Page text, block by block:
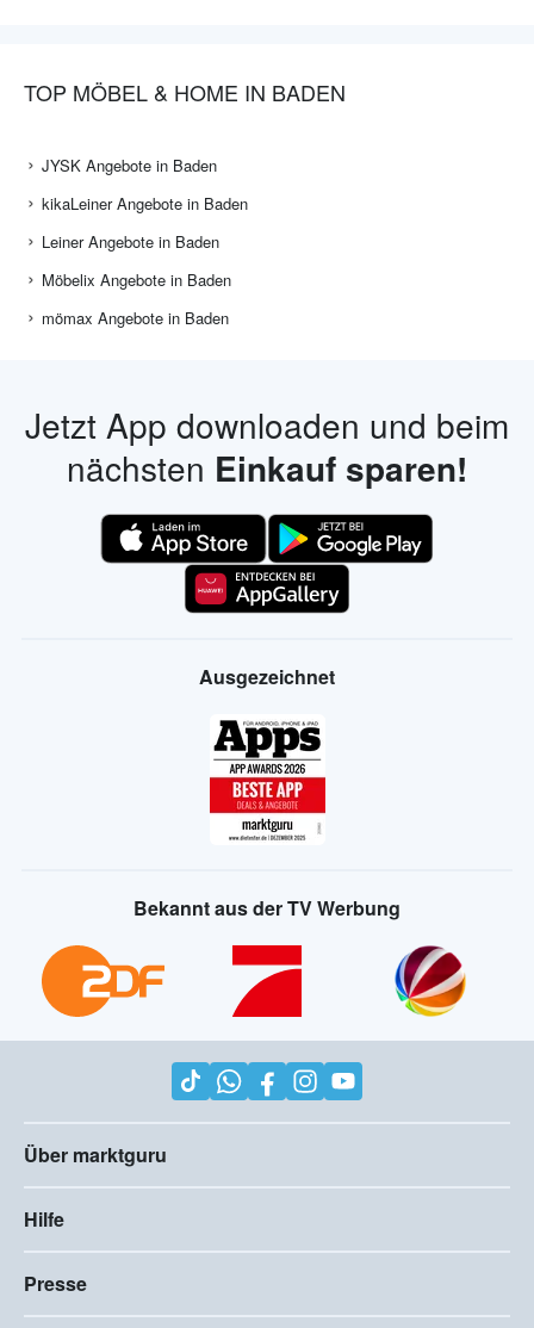
TOP MÖBEL & HOME IN BADEN
JYSK Angebote in Baden
kikaLeiner Angebote in Baden
Leiner Angebote in Baden
Möbelix Angebote in Baden
mömax Angebote in Baden
Jetzt App downloaden und beim
nächsten Einkauf sparen!
Ausgezeichnet
Bekannt aus der TV Werbung
Über marktguru
Hilfe
Presse